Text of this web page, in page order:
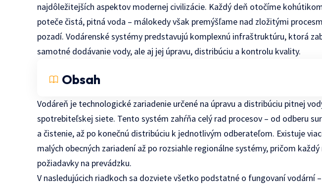
najdôležitejších aspektov modernej civilizácie. Každý deň otočíme
poteče čistá, pitná voda – málokedy však premýšľame nad zložitými
pozadí. Vodárenské systémy predstavujú komplexnú infraštruktúru, ktorá
samotné dodávanie vody, ale aj jej úpravu, distribúciu a kontrolu kvality.
Obsah
Vodáreň je technologické zariadenie určené na úpravu a distribúciu pitnej
spotrebiteľskej siete. Tento systém zahŕňa celý rad procesov – od odberu
a čistenie, až po konečnú distribúciu k jednotlivým odberateľom. Existuje
malých obecných zariadení až po rozsiahle regionálne systémy, pričom
požiadavky na prevádzku.
V nasledujúcich riadkoch sa dozviete všetko podstatné o fungovaní vodární